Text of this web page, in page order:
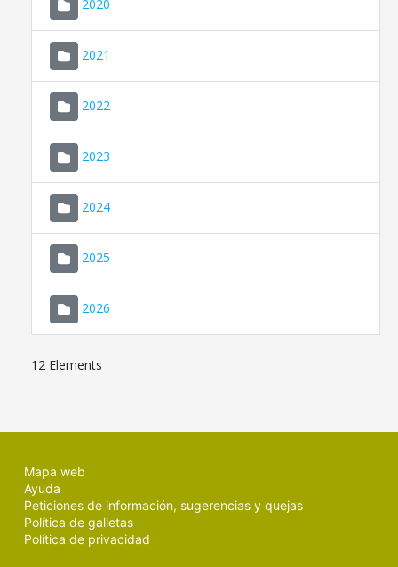
2020
2021
2022
2023
2024
2025
2026
12 Elements
Mapa web
Ayuda
Peticiones de información, sugerencias y quejas
Política de galletas
Política de privacidad